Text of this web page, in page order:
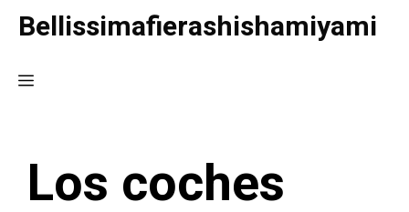
Saltar
contenido
Bellissimafierashishamiyami
Menú
Los coches